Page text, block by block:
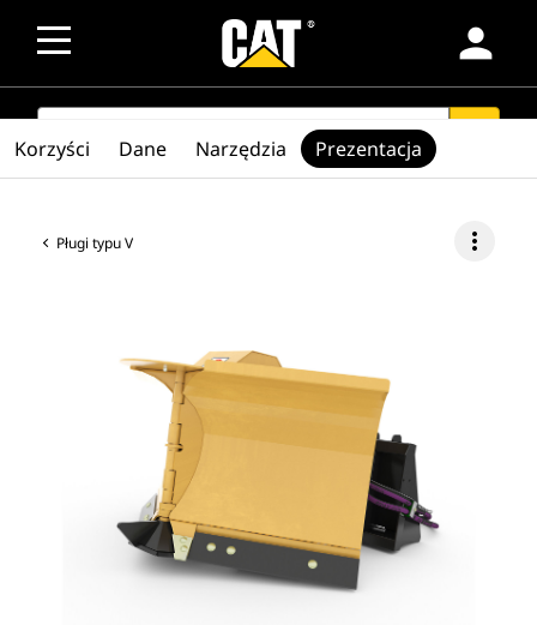
person
SEARCH
Pługi typu V more_vert
Korzyści Dane Narzędzia Prezentacja